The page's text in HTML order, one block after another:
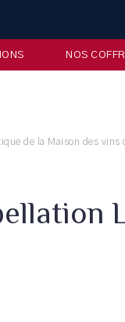
NOS
de la Maison des vins